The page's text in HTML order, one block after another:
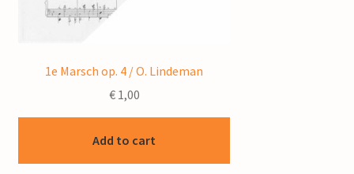
1e Marsch op. 4 / O. Lindeman
€1,00
Add to cart